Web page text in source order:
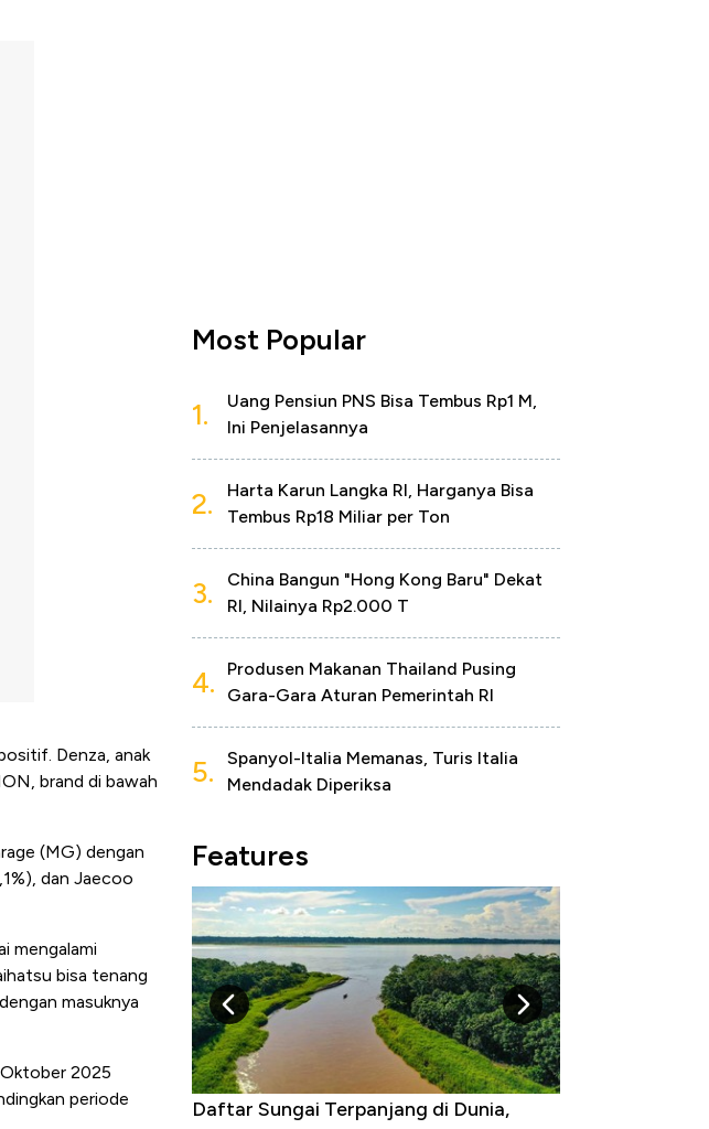
Denza, anak
brand di bawah
(MG) dengan
dan Jaecoo
mengalami
bisa tenang
masuknya
2025
periode
Most Popular
1.
Uang Pensiun PNS Bisa Tembus Rp1 M,
Ini Penjelasannya
2.
Harta Karun Langka RI, Harganya Bisa
Tembus Rp18 Miliar per Ton
3.
China Bangun "Hong Kong Baru" Dekat
RI, Nilainya Rp2.000 T
4.
Produsen Makanan Thailand Pusing
Gara-Gara Aturan Pemerintah RI
5.
Spanyol-Italia Memanas, Turis Italia
Mendadak Diperiksa
Features
di Dunia,
Negara yang Warganya Sering